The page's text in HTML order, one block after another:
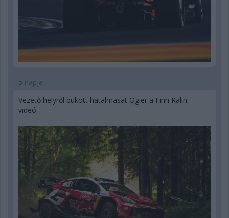
5 napja
Vezető helyről bukott hatalmasat Ogier a Finn Ralin –
videó